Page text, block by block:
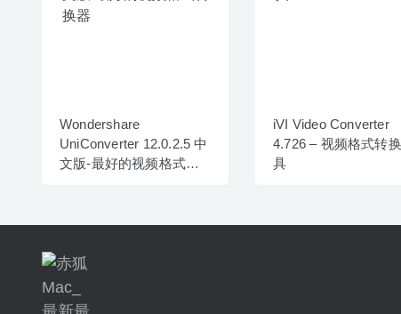
Wondershare
UniConverter 12.0.2.5 中
文版-最好的视频格式转
iVI Video Converter
4.726 – 视频格式转
具